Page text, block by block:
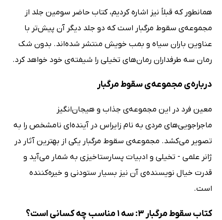
همانطور که قبلاً نیز اشاره کردیم، کتاب حاضر سومین جلد از
مجموعه‌ی سقوط مرگبار است که دو جلد دیگر آن پیش‌تر با
عناوین باران سیاه و بمب خویش منتشر شده‌اند. بدون شک
رمان سه طرفداران رمان‌های تخیلی را شیفته‌ی خود خواهد کرد.
درباره‌ی مجموعه‌ی سقوط مرگبار
معین فرد در این مجموعه‌ی جذاب و هیجان‌انگیز
ماجراجویی‌های مردی به نام زایراس در آینده‌ای نامشخص را به
تصویر می‌کشد. مجموعه‌ی سقوط مرگبار یکی از بهترین آثار در
ژانر علمی - تخیلی و ادبیات پسارستاخیزی به شمار می‌آید و
قدرت خیال نویسنده‌ی آن نیز بسیار ستودنی و خیره‌کننده
است.
کتاب سقوط مرگبار 3: سه 1 مناسب چه کسانی است؟